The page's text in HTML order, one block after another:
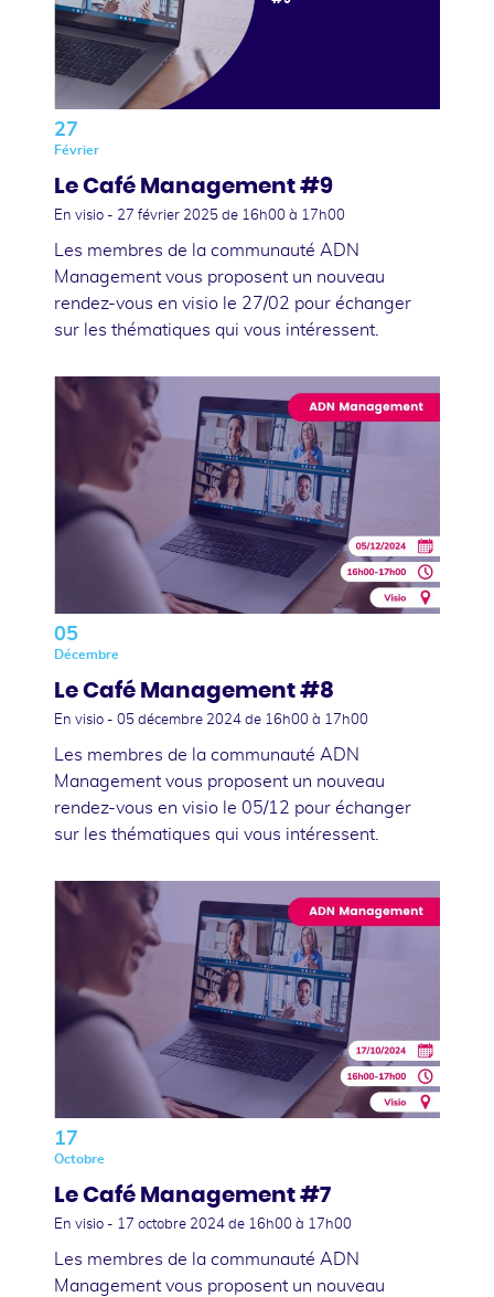
27
Février
Le Café Management #9
En visio - 27 février 2025 de 16h00 à 17h00
Les membres de la communauté ADN
Management vous proposent un nouveau
rendez-vous en visio le 27/02 pour échanger
sur les thématiques qui vous intéressent.
05
Décembre
Le Café Management #8
En visio - 05 décembre 2024 de 16h00 à 17h00
Les membres de la communauté ADN
Management vous proposent un nouveau
rendez-vous en visio le 05/12 pour échanger
sur les thématiques qui vous intéressent.
17
Octobre
Le Café Management #7
En visio - 17 octobre 2024 de 16h00 à 17h00
Les membres de la communauté ADN
Management vous proposent un nouveau